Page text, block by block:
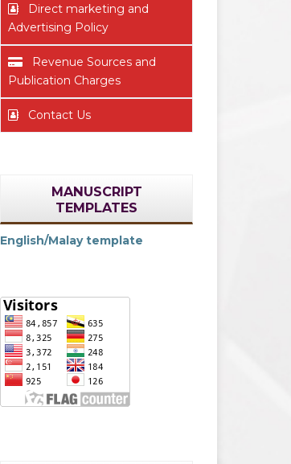
Direct marketing and
Advertising Policy
Revenue Sources and
Publication Charges
Contact Us
MANUSCRIPT
TEMPLATES
English/Malay template